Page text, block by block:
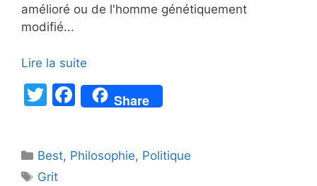
amélioré ou de l'homme génétiquement
modifié...
Lire la suite
T
er
F
a
e
Share
Catégories
Best, Philosophie, Politique
Étiquettes
Grit